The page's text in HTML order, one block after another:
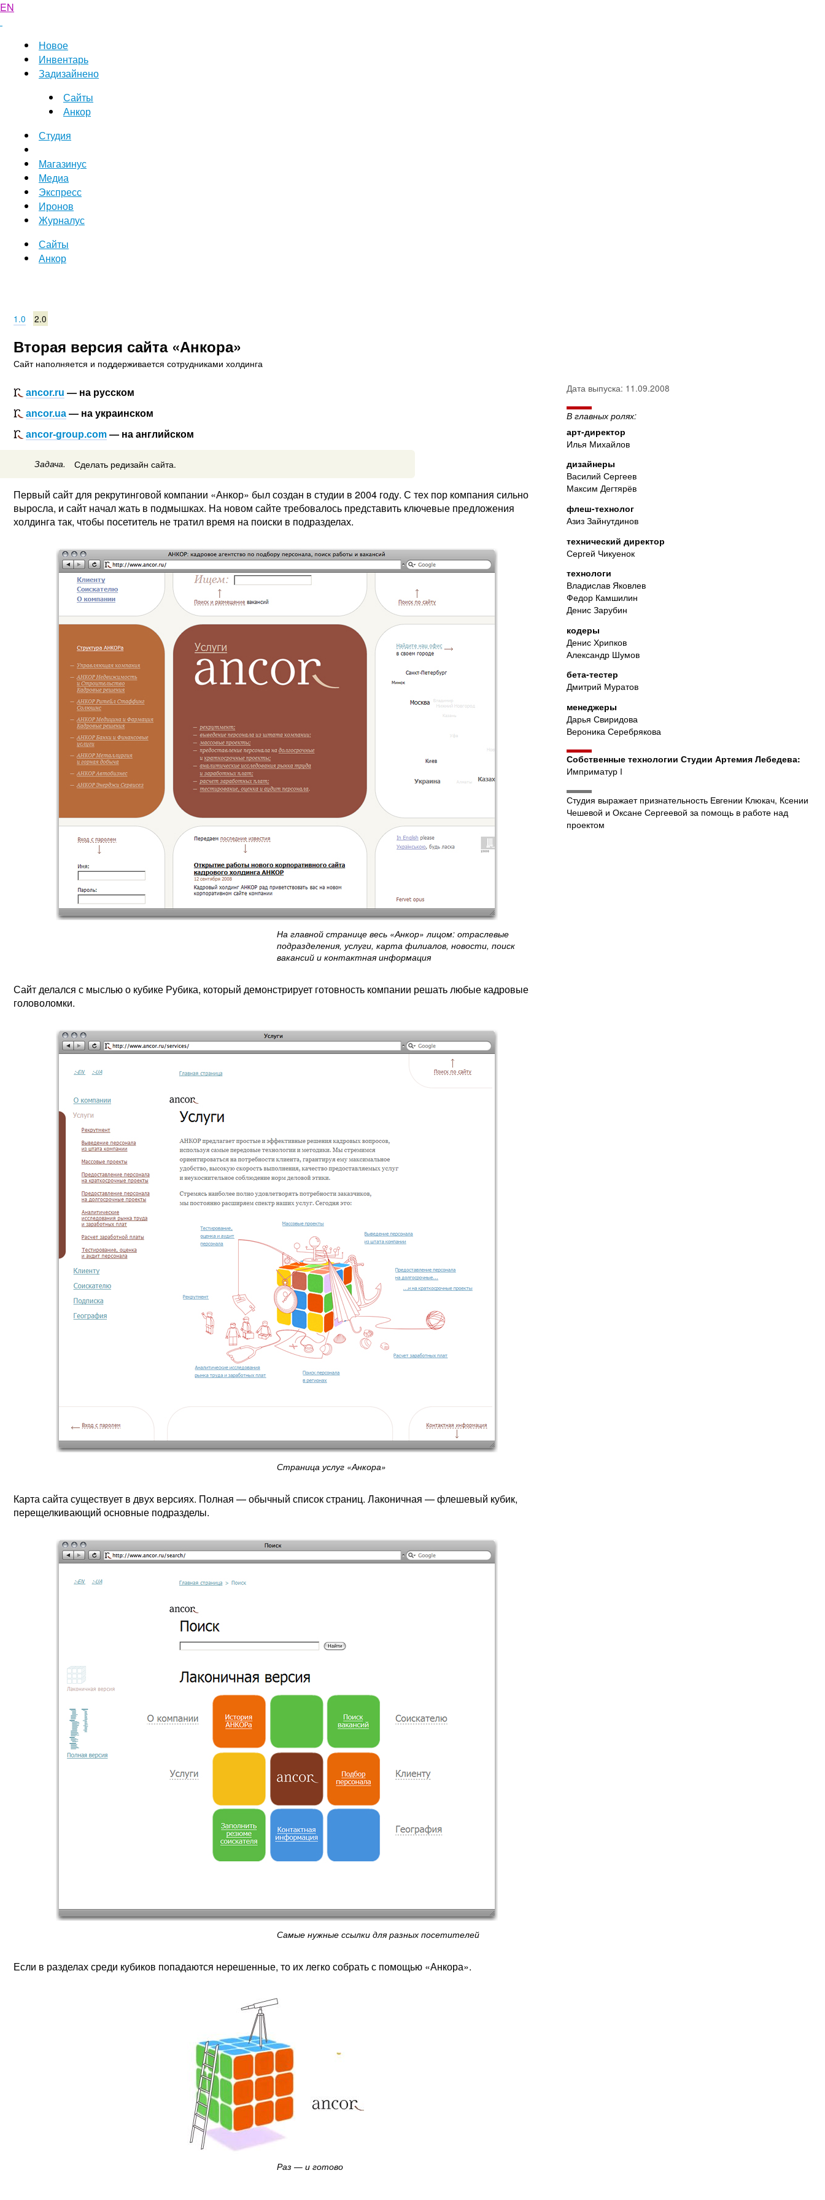
EN
Новое
Инвентарь
Задизайнено
Сайты
Анкор
Студия
Магазинус
Медиа
Экспресс
Иронов
Журналус
Сайты
Анкор
1.0 2.0
Вторая версия сайта «Анкора»
Сайт наполняется и поддерживается сотрудниками холдинга
ancor.ru — на русском
ancor.ua — на украинском
ancor-group.com — на английском
Задача. Сделать редизайн сайта.
Первый сайт для рекрутинговой компании «Анкор» был создан в студии в 2004 году. С тех пор компания сильно
выросла, и сайт начал жать в подмышках. На новом сайте требовалось представить ключевые предложения
холдинга так, чтобы посетитель не тратил время на поиски в подразделах.
На главной странице весь «Анкор» лицом: отраслевые
подразделения, услуги, карта филиалов, новости, поиск
вакансий и контактная информация
Сайт делался с мыслью о кубике Рубика, который демонстрирует готовность компании решать любые кадровые
головоломки.
Страница услуг «Анкора»
Карта сайта существует в двух версиях. Полная — обычный список страниц. Лаконичная — флешевый кубик,
перещелкивающий основные подразделы.
Самые нужные ссылки для разных посетителей
Если в разделах среди кубиков попадаются нерешенные, то их легко собрать с помощью «Анкора».
Раз — и готово
Дата выпуска: 11.09.2008
В главных ролях:
арт-директор
Илья Михайлов
дизайнеры
Василий Сергеев
Максим Дегтярёв
флеш-технолог
Азиз Зайнутдинов
технический директор
Сергей Чикуенок
технологи
Владислав Яковлев
Федор Камшилин
Денис Зарубин
кодеры
Денис Хрипков
Александр Шумов
бета-тестер
Дмитрий Муратов
менеджеры
Дарья Свиридова
Вероника Серебрякова
Собственные технологии Студии Артемия Лебедева:
Имприматур I
Студия выражает признательность Евгении Клюкач, Ксении
Чешевой и Оксане Сергеевой за помощь в работе над
проектом